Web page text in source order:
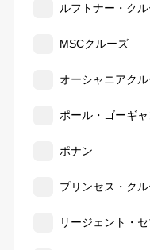
ルフトナー・ク
MSCクルーズ
オーシャニアク
ポール・ゴーギ
ポナン
プリンセス・ク
リージェント・